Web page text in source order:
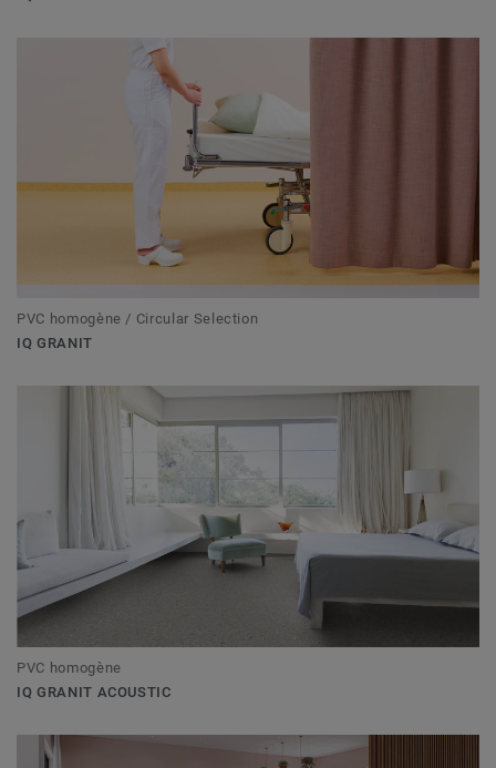
PVC homogène / Circular Selection
IQ GRANIT
PVC homogène
IQ GRANIT ACOUSTIC